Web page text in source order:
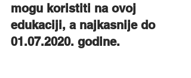
mogu koristiti na ovoj
edukaciji, a najkasnije do
01.07.2020. godine.